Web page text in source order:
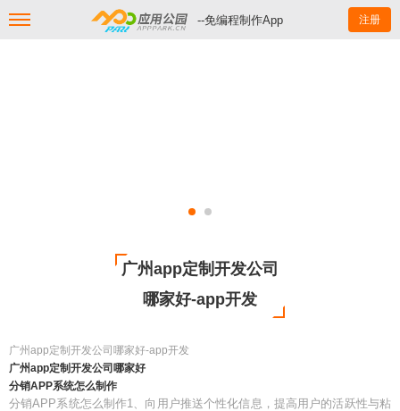
--免编程制作App 注册
广州app定制开发公司
哪家好-app开发
广州app定制开发公司哪家好-app开发
广州app定制开发公司哪家好
分销APP系统怎么制作
分销APP系统怎么制作1、向用户推送个性化信息，提高用户的活跃性与粘